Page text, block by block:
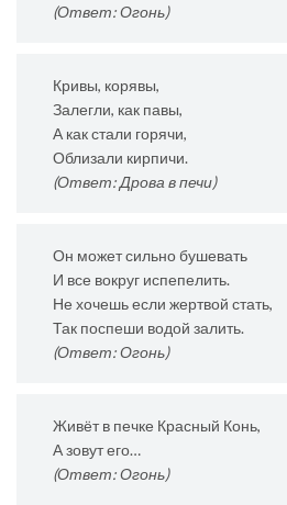
(Ответ: Огонь)
Кривы, корявы,
Залегли, как павы,
А как стали горячи,
Облизали кирпичи.
(Ответ: Дрова в печи)
Он может сильно бушевать
И все вокруг испепелить.
Не хочешь если жертвой стать,
Так поспеши водой залить.
(Ответ: Огонь)
Живёт в печке Красный Конь,
А зовут его…
(Ответ: Огонь)